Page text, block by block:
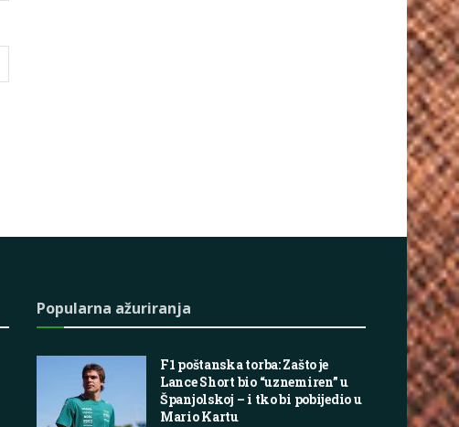
Popularna ažuriranja
F1 poštanska torba: Zašto je
Lance Short bio “uznemiren” u
Španjolskoj – i tko bi pobijedio u
Mario Kartu